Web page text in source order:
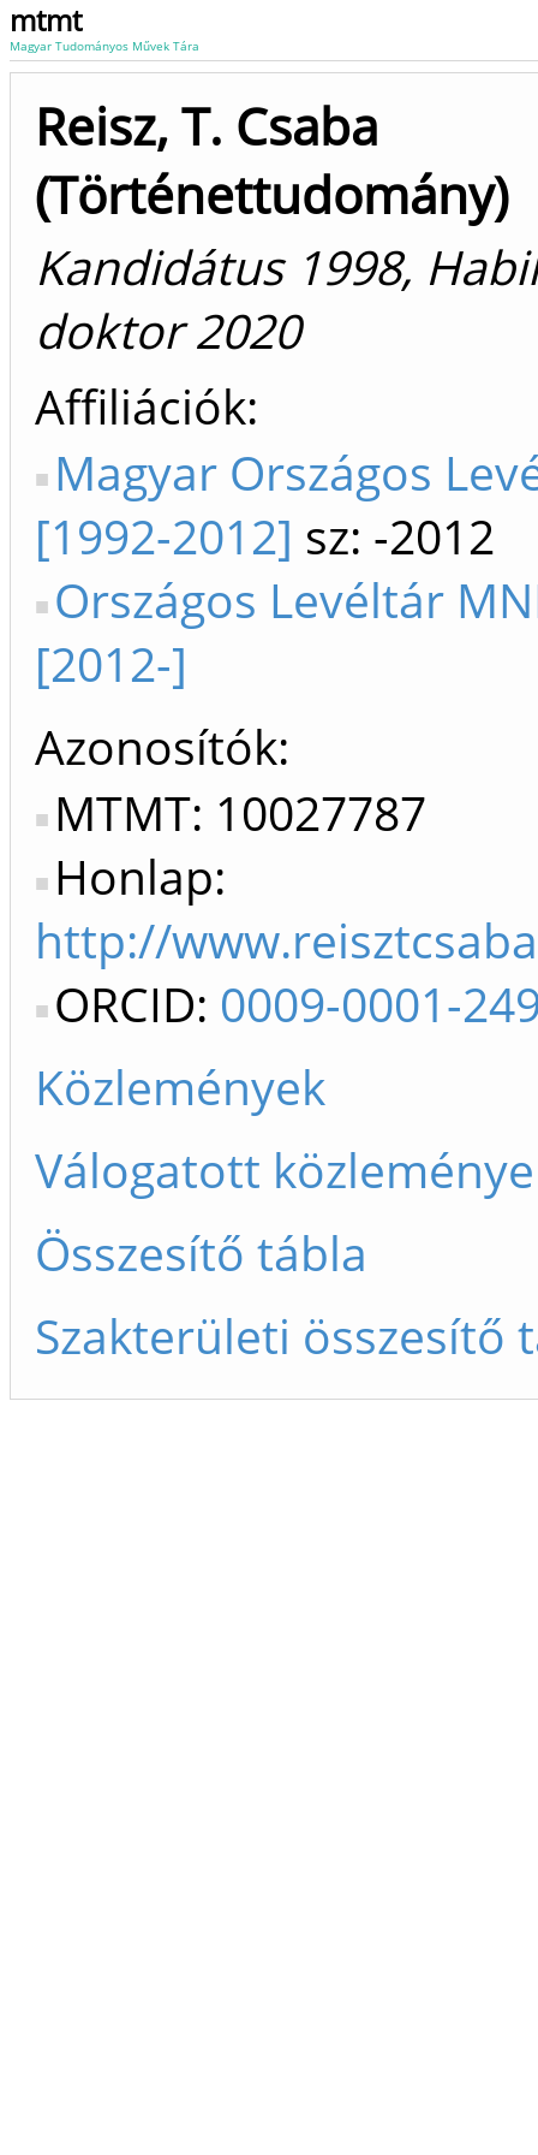
mtmt
Magyar Tudományos Művek Tára
Reisz, T. Csaba
(Történettudomány)
Kandidátus 1998,
doktor 2020
Affiliációk
Magyar Országos
[1992-2012] sz: -2012
Országos Levéltár
[2012-]
Azonosítók
MTMT: 10027787
Honlap:
http://
ORCID: 0009-0001-
Közlemények
Válogatott
Összesítő tábla
Szakterületi összesítő